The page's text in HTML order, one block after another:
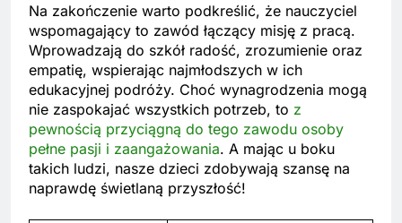
Na zakończenie warto podkreślić, że nauczyciel
wspomagający to zawód łączący misję z pracą.
Wprowadzają do szkół radość, zrozumienie oraz
empatię, wspierając najmłodszych w ich
edukacyjnej podróży. Choć wynagrodzenia mogą
nie zaspokajać wszystkich potrzeb, to z
pewnością przyciągną do tego zawodu osoby
pełne pasji i zaangażowania. A mając u boku
takich ludzi, nasze dzieci zdobywają szansę na
naprawdę świetlaną przyszłość!